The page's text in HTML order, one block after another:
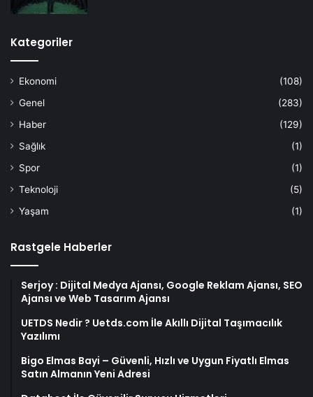
Kategoriler
Ekonomi
(108)
Genel
(283)
Haber
(129)
Sağlık
(1)
Spor
(1)
Teknoloji
(5)
Yaşam
(1)
Rastgele Haberler
Serjoy : Dijital Medya Ajansı, Google Reklam Ajansı, SEO
Ajansı ve Web Tasarım Ajansı
UETDS Nedir ? Uetds.com İle Akıllı Dijital Taşımacılık
Yazılımı
Bigo Elmas Bayi – Güvenli, Hızlı ve Uygun Fiyatlı Elmas
Satın Almanın Yeni Adresi